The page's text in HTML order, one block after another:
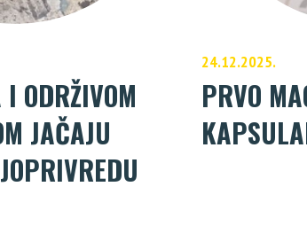
ODRŽIVOM
JAČAJU
24.12.2025.
PRVO